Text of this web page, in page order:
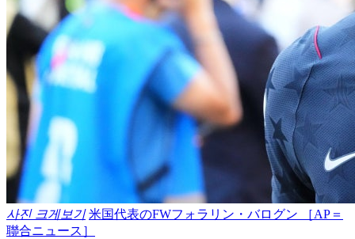
사진 크게보기 米国代表のFWフォラリン・バログン ［AP＝
聯合ニュース］